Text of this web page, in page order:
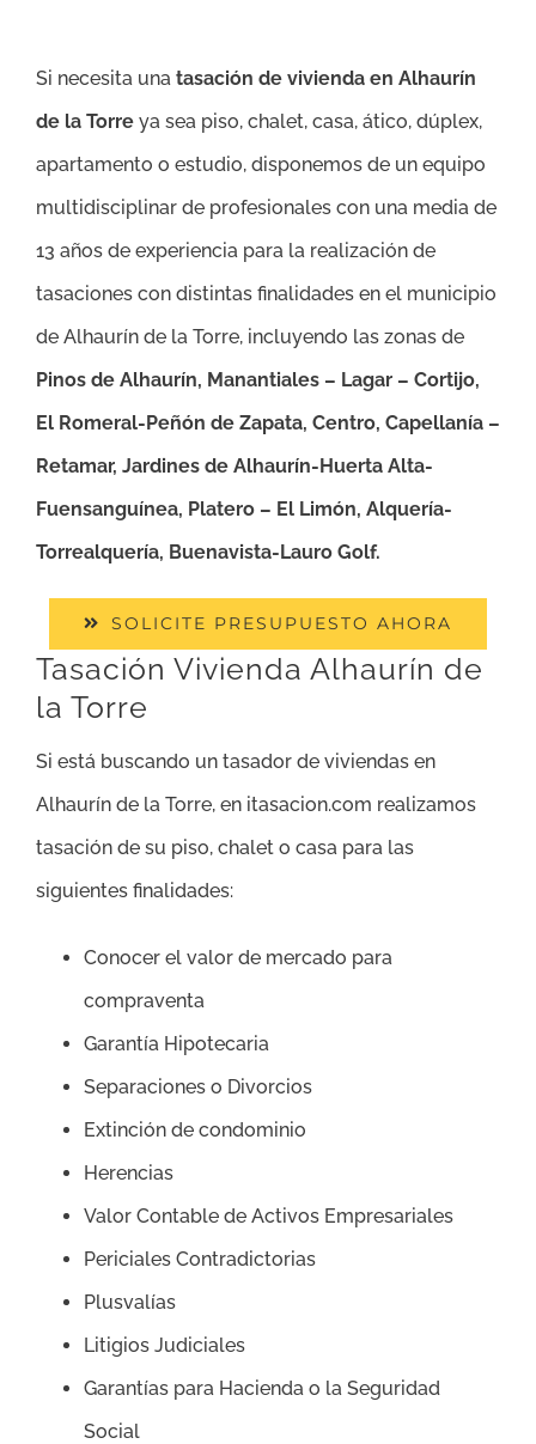
Si necesita una tasación de vivienda en Alhaurín
de la Torre ya sea piso, chalet, casa, ático, dúplex,
apartamento o estudio, disponemos de un equipo
multidisciplinar de profesionales con una media de
13 años de experiencia para la realización de
tasaciones con distintas finalidades en el municipio
de Alhaurín de la Torre, incluyendo las zonas de
Pinos de Alhaurín, Manantiales – Lagar – Cortijo,
El Romeral-Peñón de Zapata, Centro, Capellanía –
Retamar, Jardines de Alhaurín-Huerta Alta-
Fuensanguínea, Platero – El Limón, Alquería-
Torrealquería, Buenavista-Lauro Golf.
SOLICITE PRESUPUESTO AHORA
Tasación Vivienda Alhaurín de
la Torre
Si está buscando un tasador de viviendas en
Alhaurín de la Torre, en itasacion.com realizamos
tasación de su piso, chalet o casa para las
siguientes finalidades:
Conocer el valor de mercado para
compraventa
Garantía Hipotecaria
Separaciones o Divorcios
Extinción de condominio
Herencias
Valor Contable de Activos Empresariales
Periciales Contradictorias
Plusvalías
Litigios Judiciales
Garantías para Hacienda o la Seguridad
Social